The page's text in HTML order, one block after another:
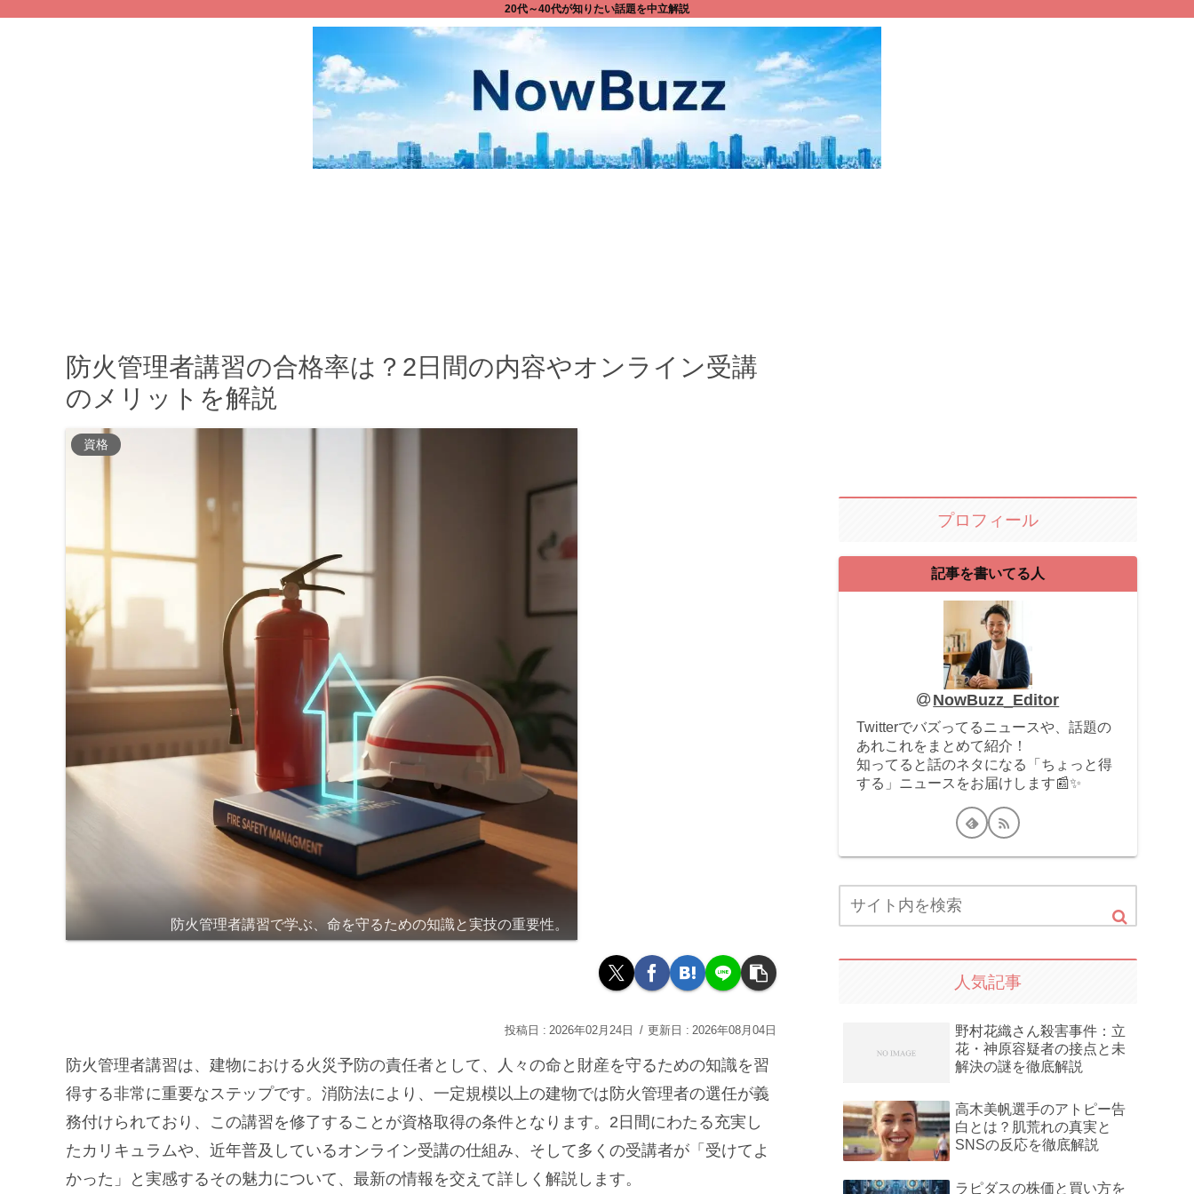
20代～40代が知りたい話題を中立解説
防火管理者講習の合格率は？2日間の内容やオンライン受講
のメリットを解説
資格
防火管理者講習で学ぶ、命を守るための知識と実技の重要性。
2026年02月24日 2026年08月04日
防火管理者講習は、建物における火災予防の責任者として、人々の命と財産を守るための知識を習
得する非常に重要なステップです。消防法により、一定規模以上の建物では防火管理者の選任が義
務付けられており、この講習を修了することが資格取得の条件となります。2日間にわたる充実し
たカリキュラムや、近年普及しているオンライン受講の仕組み、そして多くの受講者が「受けてよ
かった」と実感するその魅力について、最新の情報を交えて詳しく解説します。
プロフィール
記事を書いてる人
NowBuzz_Editor
Twitterでバズってるニュースや、話題の
あれこれをまとめて紹介！
知ってると話のネタになる「ちょっと得
する」ニュースをお届けします📰✨
人気記事
野村花織さん殺害事件：立
花・神原容疑者の接点と未
解決の謎を徹底解説
高木美帆選手のアトピー告
白とは？肌荒れの真実と
SNSの反応を徹底解説
ラピダスの株価と買い方を